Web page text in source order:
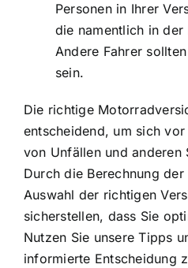
Personen in Ihrer
die namentlich in
Andere Fahrer
sein.
Die richtige
entscheidend, um sich
von Unfällen und anderen
Durch die Berechnung
Auswahl der richtigen
sicherstellen, dass Sie
Nutzen Sie unsere Tipps
informierte Entscheidung